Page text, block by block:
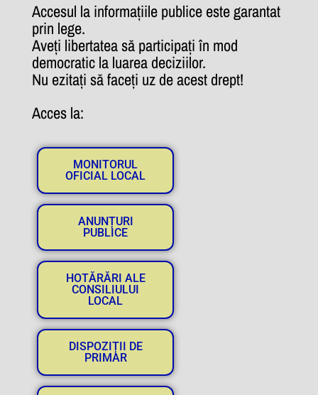
Accesul la informațiile publice este garantat
prin lege.
Aveți libertatea să participați în mod
democratic la luarea deciziilor.
Nu ezitați să faceți uz de acest drept!
Acces la:
MONITORUL
OFICIAL LOCAL
ANUNȚURI
PUBLICE
HOTĂRĂRI ALE
CONSILIULUI
LOCAL
DISPOZIȚII DE
PRIMAR